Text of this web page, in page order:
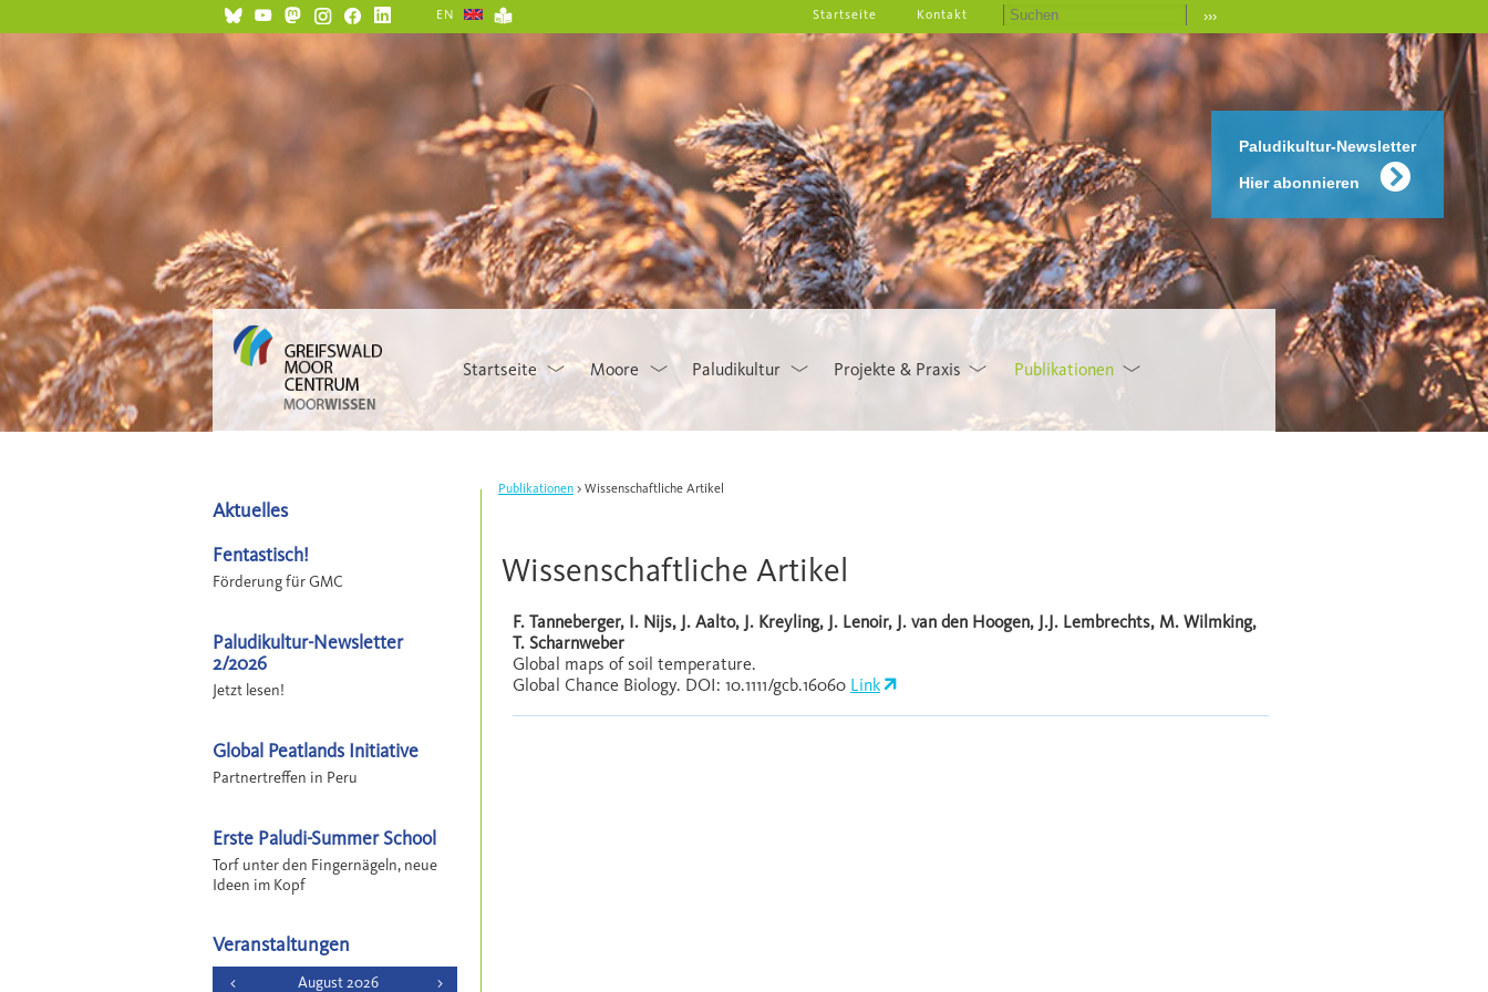
Paludikultur-Newsletter
Hier abonnieren
EN ›››
Startseite Kontakt
Startseite Moore Paludikultur Projekte & Praxis Publikationen
Publikationen Wissenschaftliche Artikel
Wissenschaftliche Artikel
F. Tanneberger, I. Nijs, J. Aalto, J. Kreyling, J. Lenoir, J. van den Hoogen, J.J. Lembrechts, M. Wilmking,
T. Scharnweber
Global maps of soil temperature.
Global Chance Biology. DOI: 10.1111/gcb.16060 Link
Aktuelles
Fentastisch!
Förderung für GMC
Paludikultur-Newsletter
2/2026
Jetzt lesen!
Global Peatlands Initiative
Partnertreffen in Peru
Erste Paludi-Summer School
Torf unter den Fingernägeln, neue
Ideen im Kopf
Veranstaltungen
< August 2026 >